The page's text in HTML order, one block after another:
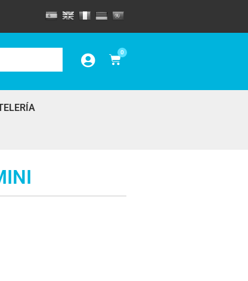
0